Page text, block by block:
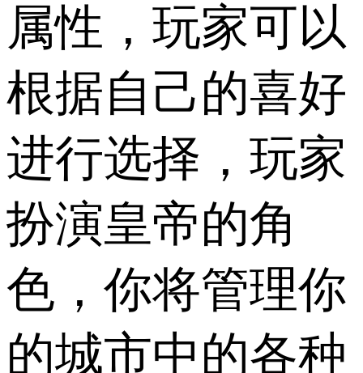
属性，玩家可以
根据自己的喜好
进行选择，玩家
扮演皇帝的角
色，你将管理你
的城市中的各种